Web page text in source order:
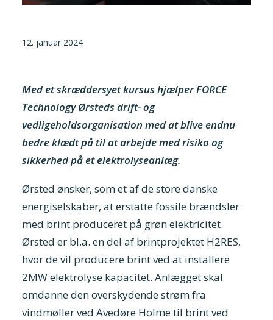
12. januar 2024
Med et skræddersyet kursus hjælper FORCE
Technology Ørsteds drift- og
vedligeholdsorganisation med at blive endnu
bedre klædt på til at arbejde med risiko og
sikkerhed på et elektrolyseanlæg.
Ørsted ønsker, som et af de store danske
energiselskaber, at erstatte fossile brændsler
med brint produceret på grøn elektricitet.
Ørsted er bl.a. en del af brintprojektet H2RES,
hvor de vil producere brint ved at installere
2MW elektrolyse kapacitet. Anlægget skal
omdanne den overskydende strøm fra
vindmøller ved Avedøre Holme til brint ved